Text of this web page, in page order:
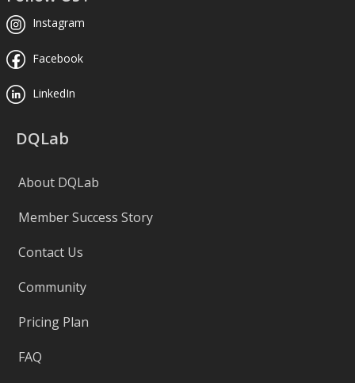
Instagram
Facebook
LinkedIn
DQLab
About DQLab
Member Success Story
Contact Us
Community
Pricing Plan
FAQ